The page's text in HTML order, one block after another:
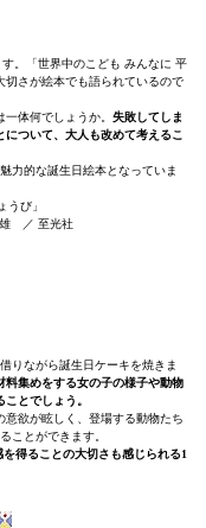
。「世界中のこども みんなに 平
切さが絵本でも語られているので
体何でしょうか。 失敗してしま
ついて、大人も改めて考えるこ
力的な誕生日絵本となっていま
うび」
／ 至光社
りながら誕生日ケーキを焼きま
料集めをする女の子の様子や動物
とでしょう。
欲が眩しく、登場する動物たち
ことができます。
得ることの大切さも感じられる1